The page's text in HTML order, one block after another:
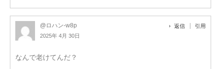
@ロハン-w8p
2025年 4月 30日
返信 引用
なんで老けてんだ？